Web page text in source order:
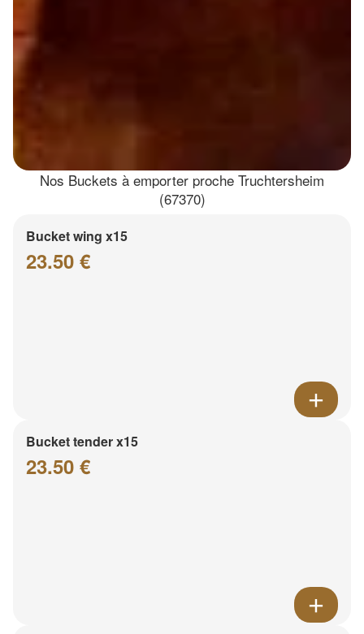
Nos Buckets à emporter proche Truchtersheim
(67370)
Bucket wing x15
23.50 €
Bucket tender x15
23.50 €